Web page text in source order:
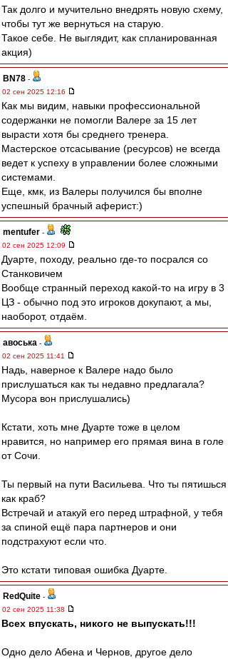
Так долго и мучительно внедрять новую схему,
чтобы тут же вернуться на старую.
Такое себе. Не выглядит, как спланированная
акция)
BN78 -
02 сен 2025 12:16
Как мы видим, навыки профессиональной
содержанки не помогли Валере за 15 лет
вырасти хотя бы среднего тренера.
Мастерское отсасывание (ресурсов) не всегда
ведет к успеху в управлении более сложными
системами.
Еще, кмк, из Валеры получился бы вполне
успешный брачный аферист:)
mentufer -
02 сен 2025 12:09
Дуарте, походу, реально где-то посрался со
Станковичем
Вообще странный переход какой-то на игру в 3
ЦЗ - обычно под это игроков докупают, а мы,
наоборот, отдаём.
авоська -
02 сен 2025 11:41
Надь, наверное к Валере надо было
прислушаться как ты недавно предлагала?
Мусора вон прислушались)
Кстати, хоть мне Дуарте тоже в целом
нравится, но например его прямая вина в голе
от Сочи.
Ты первый на пути Васильева. Что ты пятишься
как краб?
Встречай и атакуй его перед штрафной, у тебя
за спиной ещё пара партнеров и они
подстрахуют если что.
Это кстати типовая ошибка Дуарте.
RedQuite -
02 сен 2025 11:38
Всех впускать, никого не выпускать!!!
Одно дело Абена и Чернов, другое дело